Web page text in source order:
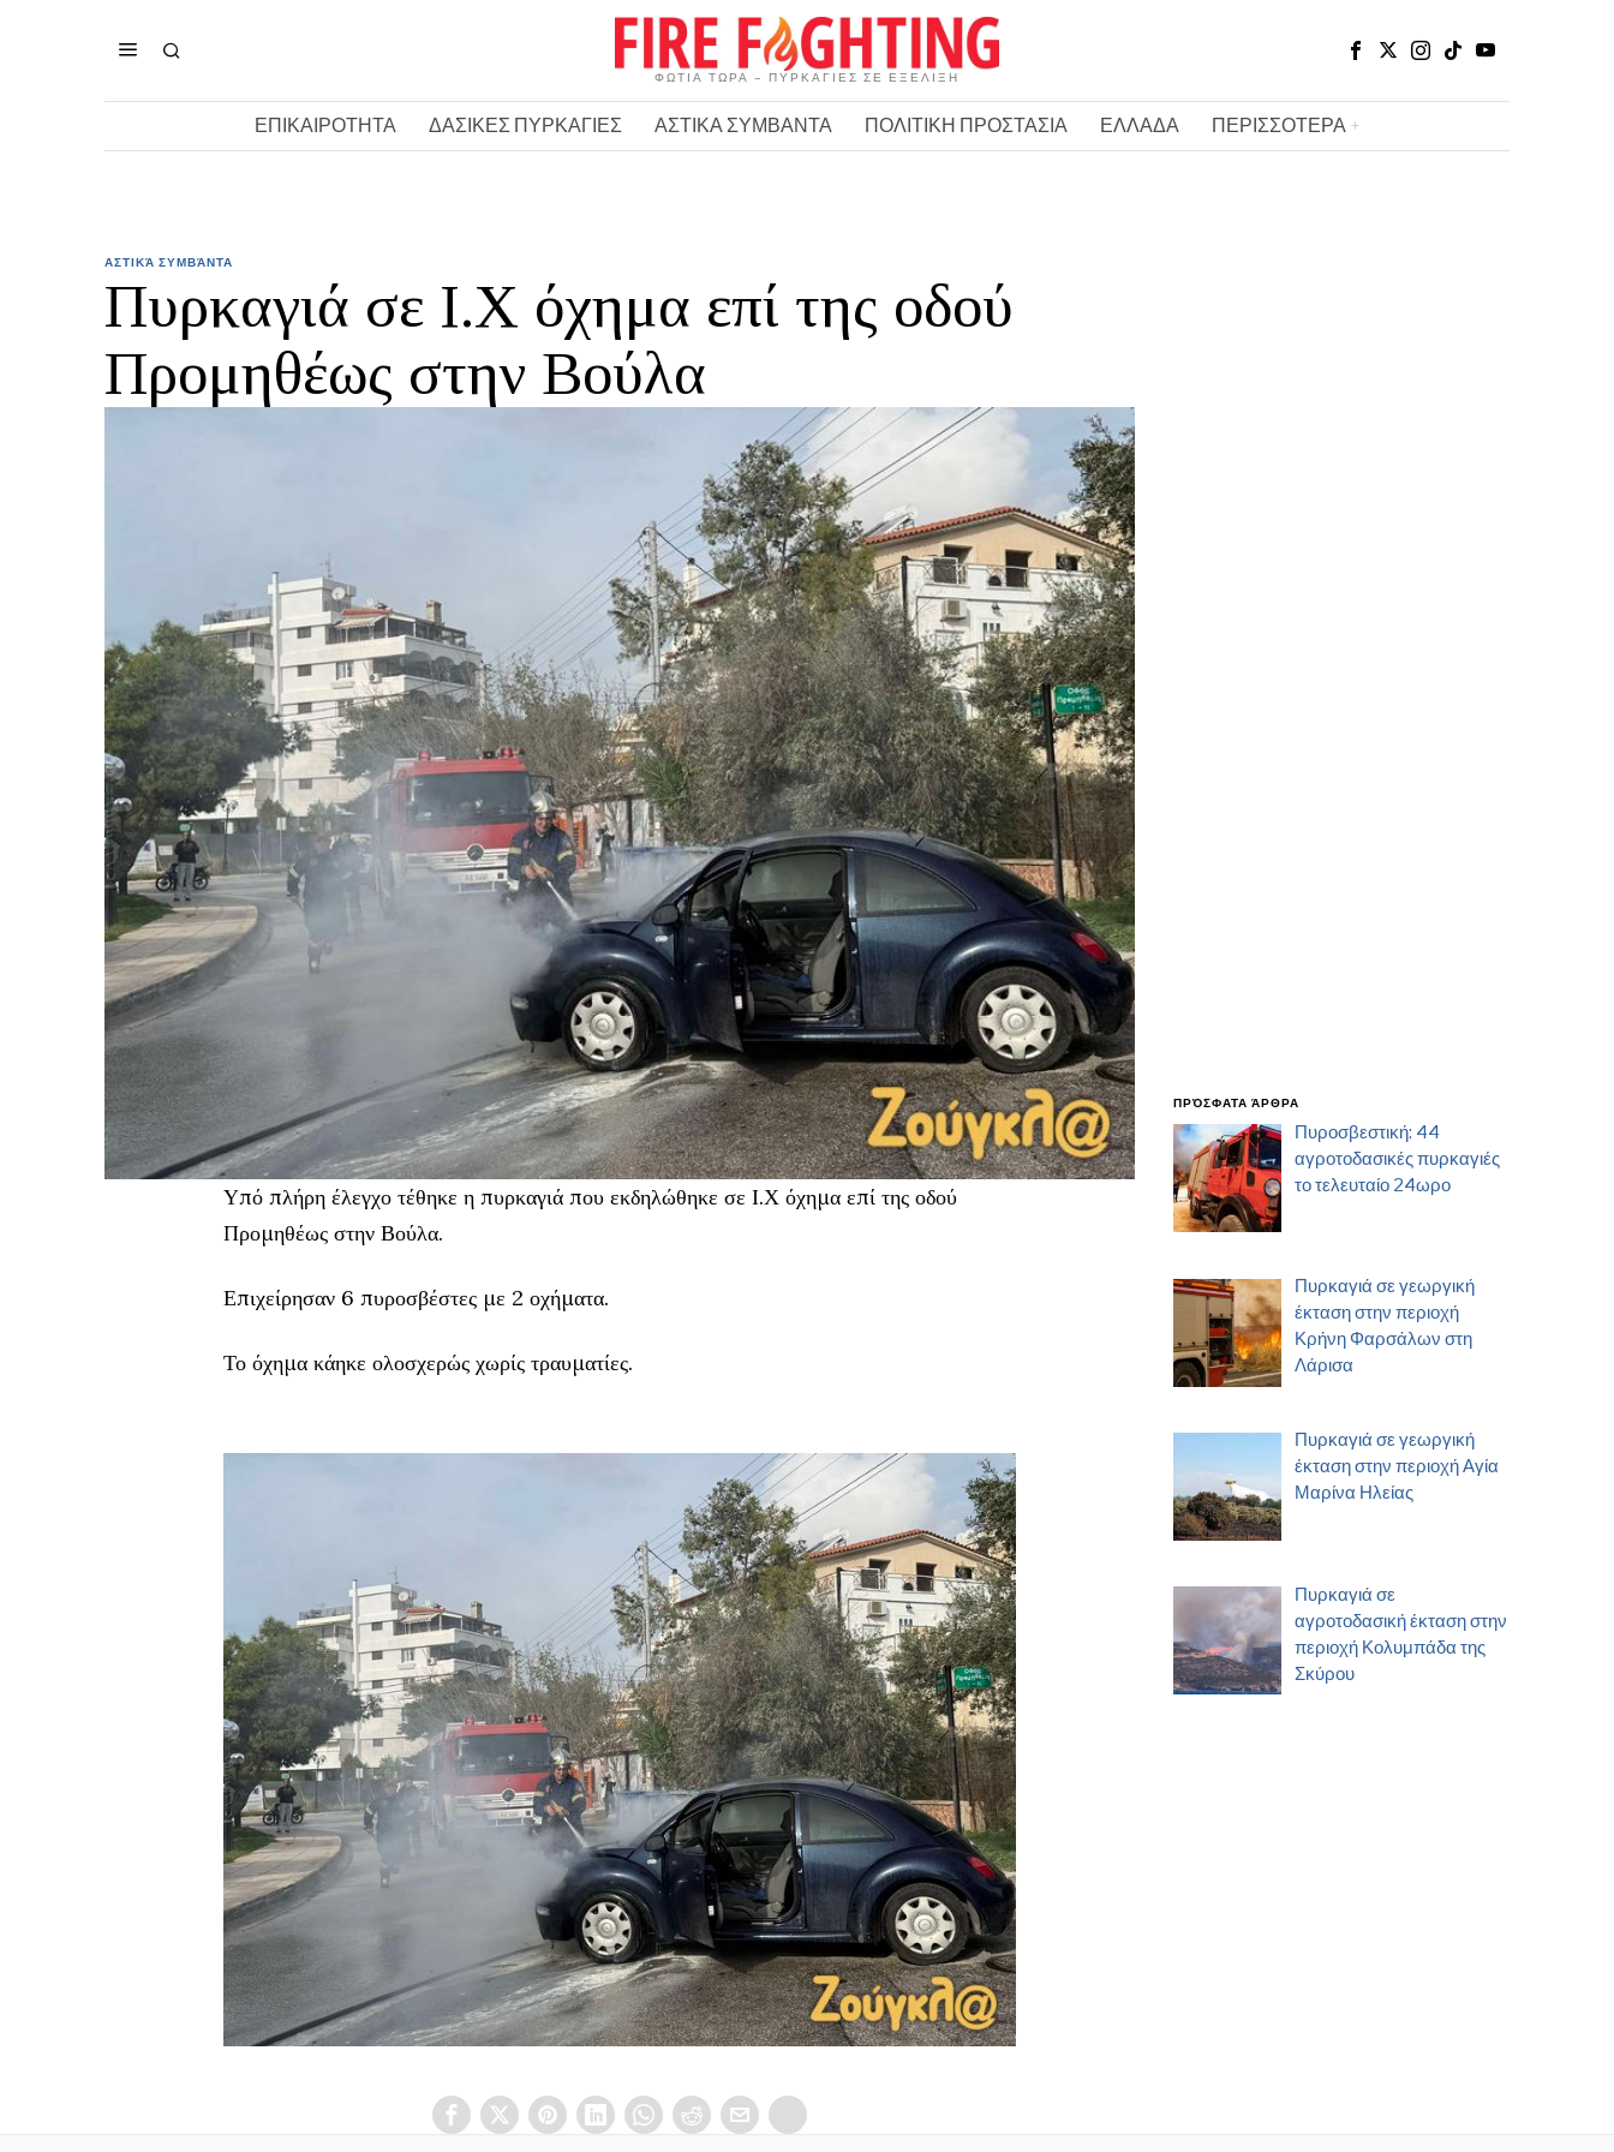
ΦΩΤΙΑ ΤΩΡΑ – ΠΥΡΚΑΓΙΕΣ ΣΕ ΕΞΕΛΙΞΗ
ΕΠΙΚΑΙΡΟΤΗΤΑ ΔΑΣΙΚΕΣ ΠΥΡΚΑΓΙΕΣ ΑΣΤΙΚΑ ΣΥΜΒΑΝΤΑ ΠΟΛΙΤΙΚΗ ΠΡΟΣΤΑΣΙΑ ΕΛΛΑΔΑ ΠΕΡΙΣΣΟΤΕΡΑ
ΑΣΤΙΚΆ ΣΥΜΒΆΝΤΑ
Πυρκαγιά σε Ι.Χ όχημα επί της οδού
Προμηθέως στην Βούλα
Υπό πλήρη έλεγχο τέθηκε η πυρκαγιά που εκδηλώθηκε σε Ι.Χ όχημα επί της οδού
Προμηθέως στην Βούλα.
Επιχείρησαν 6 πυροσβέστες με 2 οχήματα.
Το όχημα κάηκε ολοσχερώς χωρίς τραυματίες.
ΠΡΌΣΦΑΤΑ ΆΡΘΡΑ
Πυροσβεστική: 44
αγροτοδασικές πυρκαγιές
το τελευταίο 24ωρο
Πυρκαγιά σε γεωργική
έκταση στην περιοχή
Κρήνη Φαρσάλων στη
Λάρισα
Πυρκαγιά σε γεωργική
έκταση στην περιοχή Αγία
Μαρίνα Ηλείας
Πυρκαγιά σε
αγροτοδασική έκταση στην
περιοχή Κολυμπάδα της
Σκύρου